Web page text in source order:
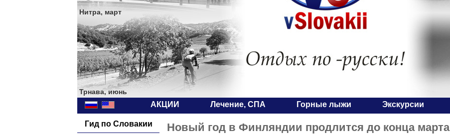
Нитра, март
Трнава, июнь
АКЦИИ Лечение, СПА Горные лыжи Экскурсии
Гид по Словакии Новый год в Финляндии продлится до конца марта